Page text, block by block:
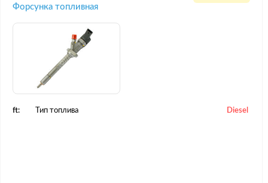
Форсунка топливная
ft: Тип топлива Diesel